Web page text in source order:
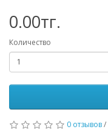
0.00тг.
Количество
0 отзывов/